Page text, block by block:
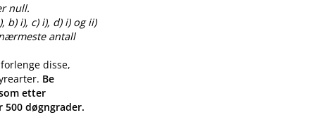
null.
i), c) i), d) i) og ii)
antall
disse,
Be
etter
døgngrader.